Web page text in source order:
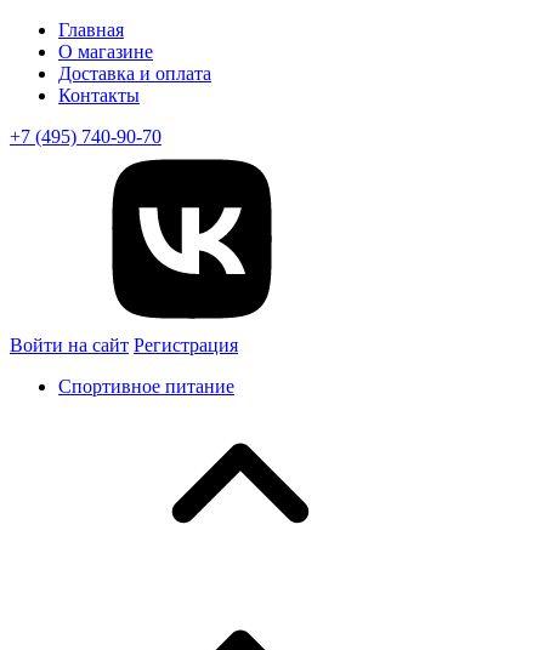
Главная
О магазине
Доставка и оплата
Контакты
+7 (495) 740-90-70
Войти на сайт Регистрация
Спортивное питание